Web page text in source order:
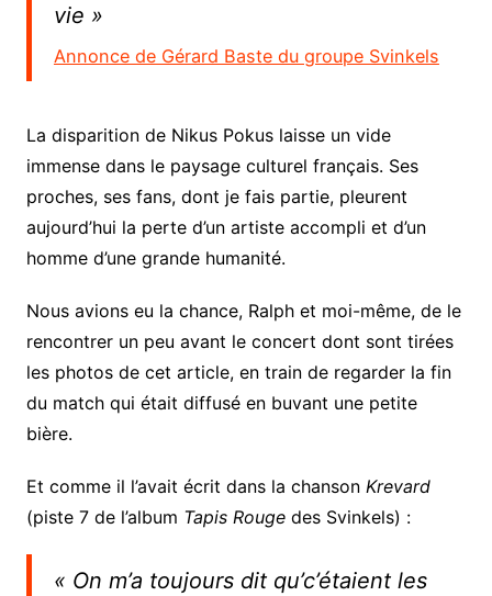
vie »
Annonce de Gérard Baste du groupe Svinkels
La disparition de Nikus Pokus laisse un vide
immense dans le paysage culturel français. Ses
proches, ses fans, dont je fais partie, pleurent
aujourd’hui la perte d’un artiste accompli et d’un
homme d’une grande humanité.
Nous avions eu la chance, Ralph et moi-même, de le
rencontrer un peu avant le concert dont sont tirées
les photos de cet article, en train de regarder la fin
du match qui était diffusé en buvant une petite
bière.
Et comme il l’avait écrit dans la chanson Krevard
(piste 7 de l’album Tapis Rougedes Svinkels) :
« On m’a toujours dit qu’c’étaient les